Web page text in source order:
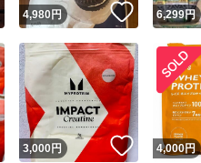
いいね！
4,980円 いいね！
6,299円
3,000円 いいね！
4,000円